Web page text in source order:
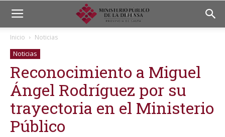
Inicio Noticias
Noticias
Reconocimiento a Miguel
Ángel Rodríguez por su
trayectoria en el Ministerio
Público